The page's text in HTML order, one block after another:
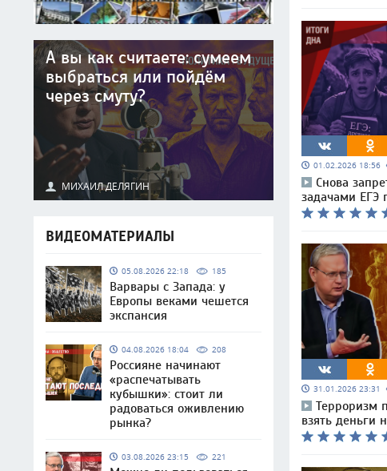
А вы как считаете: сумеем
выбраться или пойдём
через смуту?
МИХАИЛ ДЕЛЯГИН
ВИДЕОМАТЕРИАЛЫ
05.08.2026 22:18 185
Варвары с Запада: у
Европы веками чешется
экспансия
04.08.2026 18:04 208
Россияне начинают
«распечатывать
кубышки»: стоит ли
радоваться оживлению
рынка?
03.08.2026 23:15 221
01.02.2026 18:56
Снова
задачами ЕГЭ
31.01.2026 23:31
Терроризм
взять деньги